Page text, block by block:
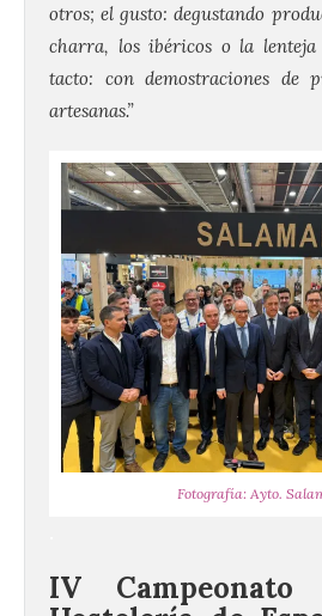
otros; el gusto: degustando
charra, los ibéricos o la
tacto: con demostraciones de
artesanas.”
Fotografía: Ayto.
IV